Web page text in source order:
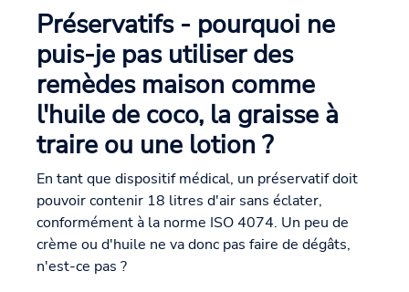
Préservatifs - pourquoi ne
puis-je pas utiliser des
remèdes maison comme
l'huile de coco, la graisse à
traire ou une lotion ?
En tant que dispositif médical, un préservatif doit
pouvoir contenir 18 litres d'air sans éclater,
conformément à la norme ISO 4074. Un peu de
crème ou d'huile ne va donc pas faire de dégâts,
n'est-ce pas ?